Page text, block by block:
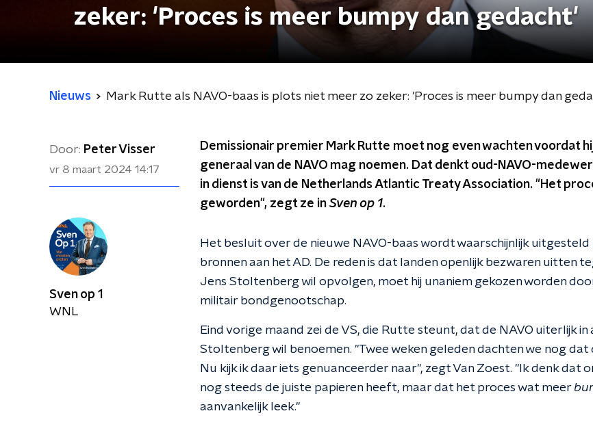
zeker: 'Proces is meer bumpy dan gedacht'
Nieuws Mark Rutte als NAVO-baas is plots niet meer zo zeker: 'Proces is meer bumpy dan
Door: Peter Visser
vr 8 maart 2024 14:17
Demissionair premier Mark Rutte moet nog even wachten voordat
generaal van de NAVO mag noemen. Dat denkt oud-NAVO-
in dienst is van de Netherlands Atlantic Treaty Association. "Het
geworden", zegt ze in Sven op 1.
Het besluit over de nieuwe NAVO-baas wordt waarschijnlijk
bronnen aan het AD. De reden is dat landen openlijk bezwaren uitten
Jens Stoltenberg wil opvolgen, moet hij unaniem gekozen worden
militair bondgenootschap.
Eind vorige maand zei de VS, die Rutte steunt, dat de NAVO uiterlijk
Stoltenberg wil benoemen. "Twee weken geleden dachten we nog dat
Nu kijk ik daar iets genuanceerder naar", zegt Van Zoest. "Ik denk dat
nog steeds de juiste papieren heeft, maar dat het proces wat meer
aanvankelijk leek."
Sven op 1
WNL